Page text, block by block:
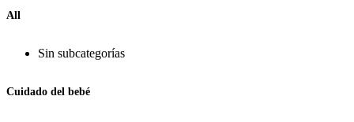
All
Sin subcategorías
Cuidado del bebé